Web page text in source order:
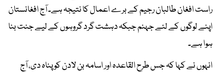
راست افغان طالبان رجیم کے برے اعمال کا نتیجہ ہے۔ آج افغانستان
اپنے لوگوں کے لئے جہنم جبکہ دہشت گرد گروہوں کے لیے جنت بنا
ہوا ہے۔
انہوں نے کہا کہ جس طرح القاعدہ اور اسامہ بن لادن کو پناہ دی، آج